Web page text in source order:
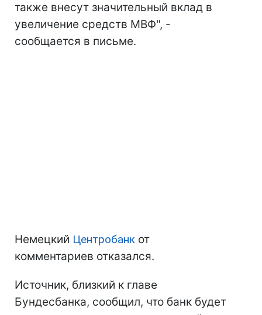
также внесут значительный вклад в
увеличение средств МВФ", -
сообщается в письме.
Немецкий Центробанк от
комментариев отказался.
Источник, близкий к главе
Бундесбанка, сообщил, что банк будет